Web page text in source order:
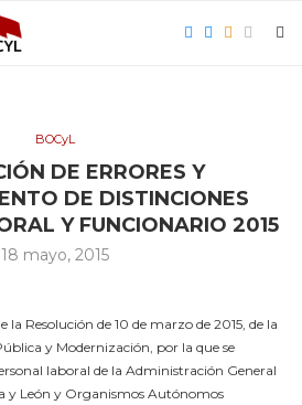
BOCyL
DE ERRORES Y
DE DISTINCIONES
Y FUNCIONARIO 2015
18 mayo, 2015
la Resolución de 10 de marzo de 2015, de la
y Modernización, por la que se
laboral de la Administración General
y León y Organismos Autónomos